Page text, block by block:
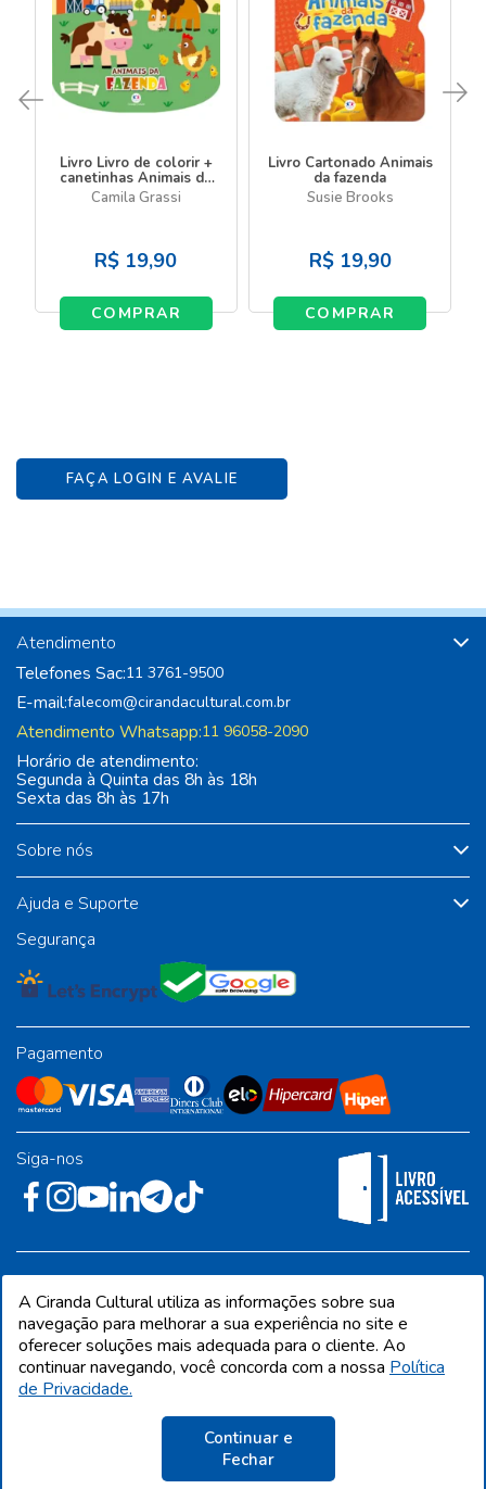
Livro Livro de colorir +
canetinhas Animais da
fazenda - Livro com
Camila Grassi
R$ 19,90
COMPRAR
Livro Cartonado Animais
da fazenda
Susie Brooks
R$ 19,90
COMPRAR
FAÇA LOGIN E AVALIE
Sobre nós
Ajuda e Suporte
Atendimento
Telefones Sac:11 3761-9500
E-mail:falecom@cirandacultural.com.br
Atendimento Whatsapp:11 96058-2090
Horário de atendimento:
Segunda à Quinta das 8h às 18h
Sexta das 8h às 17h
Segurança
Pagamento
Siga-nos
Industrial - Jandira/SP - CEP 06612-001
CIRANDA CULTURAL EDITORA E DISTRIBUIDORA LTDA. Todos os direitos
reservados. Proibida reprodução total ou parcial. Preços e estoque sujeito a
alterações sem aviso prévio.
CNPJ 68.216.860/0001-09 | IE 398.136.177.113
A Ciranda Cultural utiliza as informações sobre sua
navegação para melhorar a sua experiência no site e
oferecer soluções mais adequada para o cliente. Ao
continuar navegando, você concorda com a nossa Política
de Privacidade.
Continuar e
Fechar